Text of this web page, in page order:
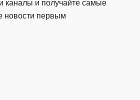
каналы и получайте самые
новости первым